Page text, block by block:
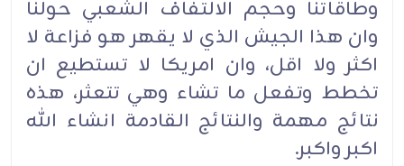
وطاقاتنا وحجم الالتفاف الشعبي حولنا
وان هذا الجيش الذي لا يقهر هو فزاعة لا
اكثر ولا اقل، وان امريكا لا تستطيع ان
تخطط وتفعل ما تشاء وهي تتعثر، هذه
نتائج مهمة والنتائج القادمة انشاء الله
اكبر واكبر.